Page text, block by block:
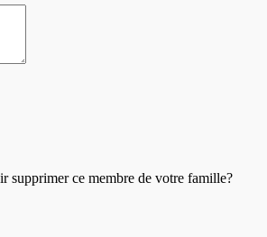
supprimer ce membre de votre famille?